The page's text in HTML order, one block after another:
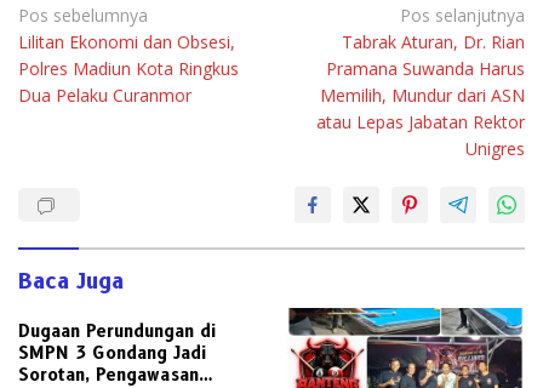
Navigasi
pos
Pos sebelumnya
Lilitan Ekonomi dan Obsesi,
Polres Madiun Kota Ringkus
Dua Pelaku Curanmor
Pos selanjutnya
Tabrak Aturan, Dr. Rian
Pramana Suwanda Harus
Memilih, Mundur dari ASN
atau Lepas Jabatan Rektor
Unigres
Baca Juga
Dugaan Perundungan di
SMPN 3 Gondang Jadi
Sorotan, Pengawasan